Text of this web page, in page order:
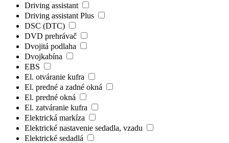
Driving assistant
Driving assistant Plus
DSC (DTC)
DVD prehrávač
Dvojitá podlaha
Dvojkabína
EBS
El. otváranie kufra
El. predné a zadné okná
El. predné okná
El. zatváranie kufra
Elektrická markíza
Elektrické nastavenie sedadla, vzadu
Elektrické sedadlá